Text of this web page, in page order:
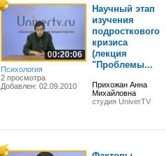
00:20:06
Психология
2 просмотра
Добавлен: 02.09.2010
Научный этап
изучения
подросткового
кризиса
(лекция
"Проблемы...
Прихожан Анна
Михайловна
студия UniverTV